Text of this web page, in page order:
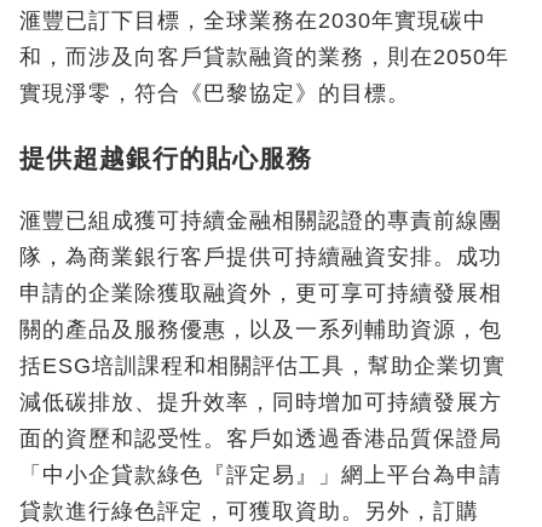
滙豐已訂下目標，全球業務在2030年實現碳中
和，而涉及向客戶貸款融資的業務，則在2050年
實現淨零，符合《巴黎協定》的目標。
提供超越銀行的貼心服務
滙豐已組成獲可持續金融相關認證的專責前線團
隊，為商業銀行客戶提供可持續融資安排。成功
申請的企業除獲取融資外，更可享可持續發展相
關的產品及服務優惠，以及一系列輔助資源，包
括ESG培訓課程和相關評估工具，幫助企業切實
減低碳排放、提升效率，同時增加可持續發展方
面的資歷和認受性。客戶如透過香港品質保證局
「中小企貸款綠色『評定易』」網上平台為申請
貸款進行綠色評定，可獲取資助。另外，訂購